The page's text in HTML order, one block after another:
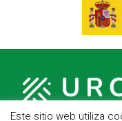
Este sitio web utiliza